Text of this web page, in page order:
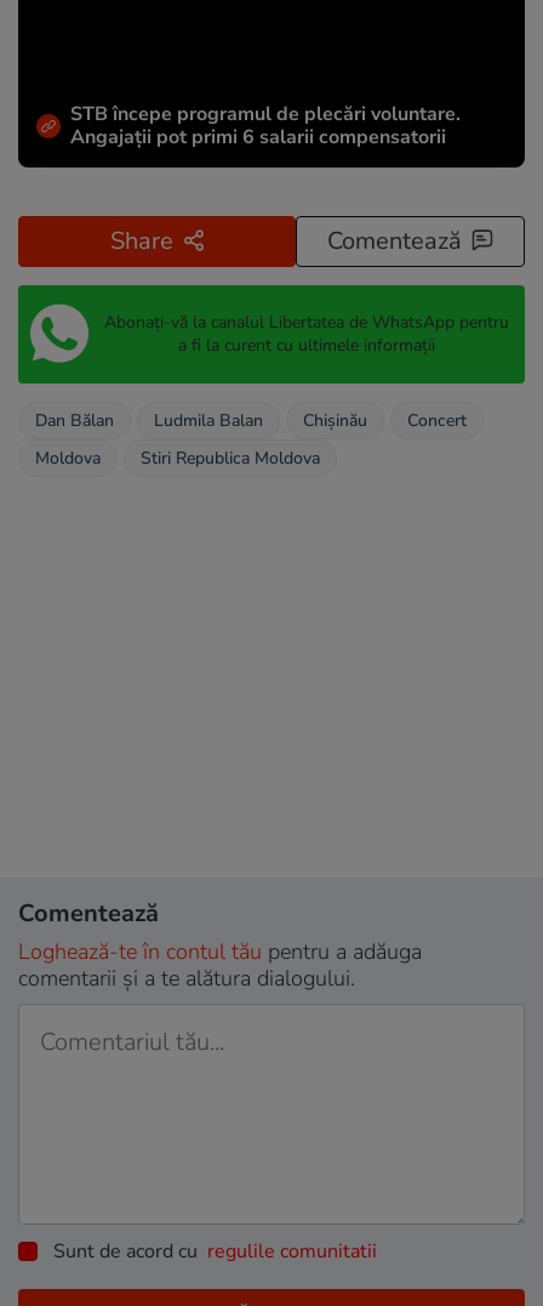
STB începe programul de plecări voluntare.
Angajații pot primi 6 salarii compensatorii
Share Comentează
Abonați-vă la canalul Libertatea de WhatsApp pentru
a fi la curent cu ultimele informații
Dan Bălan Ludmila Balan Chișinău
Concert
Moldova
Stiri Republica Moldova
Comentează
Loghează-te în contul tău pentru a adăuga
comentarii și a te alătura dialogului.
Sunt de acord cu regulile comunitatii